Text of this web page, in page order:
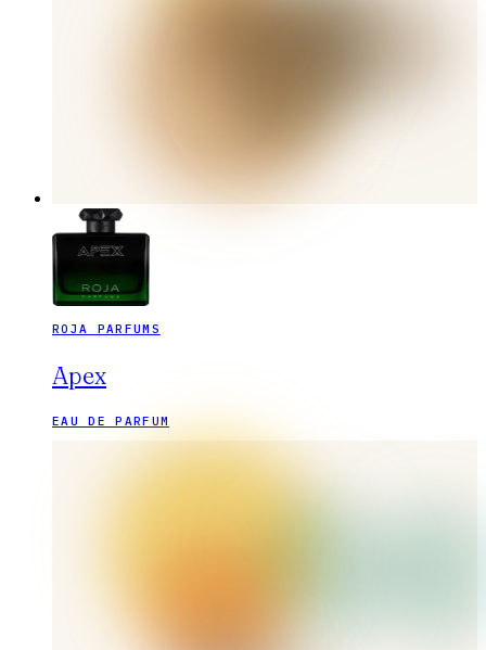
ROJA PARFUMS
Apex
EAU DE PARFUM